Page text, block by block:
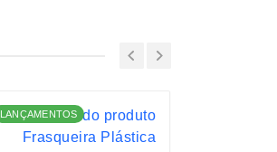
LANÇAMENTOS